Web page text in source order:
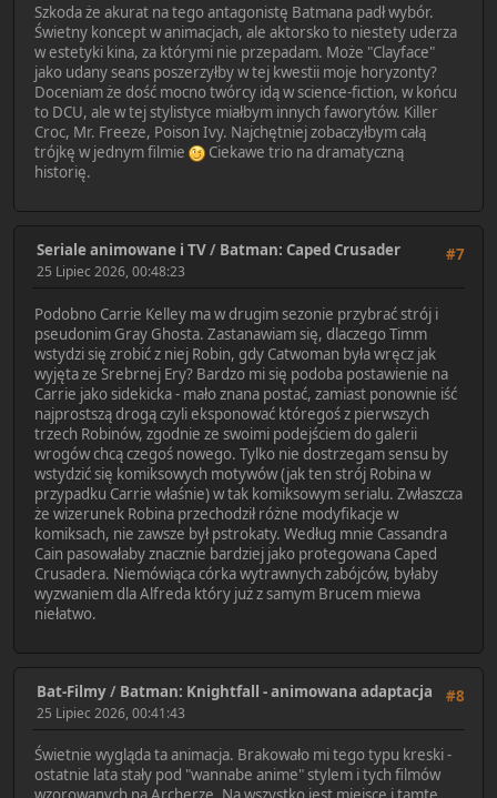
Szkoda że akurat na tego antagonistę Batmana padł wybór.
Świetny koncept w animacjach, ale aktorsko to niestety uderza
w estetyki kina, za którymi nie przepadam. Może "Clayface"
jako udany seans poszerzyłby w tej kwestii moje horyzonty?
Doceniam że dość mocno twórcy idą w science-fiction, w końcu
to DCU, ale w tej stylistyce miałbym innych faworytów. Killer
Croc, Mr. Freeze, Poison Ivy. Najchętniej zobaczyłbym całą
trójkę w jednym filmie
Ciekawe trio na dramatyczną
historię.
#7
Seriale animowane i TV/ Batman: Caped Crusader
25 Lipiec 2026, 00:48:23
Podobno Carrie Kelley ma w drugim sezonie przybrać strój i
pseudonim Gray Ghosta. Zastanawiam się, dlaczego Timm
wstydzi się zrobić z niej Robin, gdy Catwoman była wręcz jak
wyjęta ze Srebrnej Ery? Bardzo mi się podoba postawienie na
Carrie jako sidekicka - mało znana postać, zamiast ponownie iść
najprostszą drogą czyli eksponować któregoś z pierwszych
trzech Robinów, zgodnie ze swoimi podejściem do galerii
wrogów chcą czegoś nowego. Tylko nie dostrzegam sensu by
wstydzić się komiksowych motywów (jak ten strój Robina w
przypadku Carrie właśnie) w tak komiksowym serialu. Zwłaszcza
że wizerunek Robina przechodził różne modyfikacje w
komiksach, nie zawsze był pstrokaty. Według mnie Cassandra
Cain pasowałaby znacznie bardziej jako protegowana Caped
Crusadera. Niemówiąca córka wytrawnych zabójców, byłaby
wyzwaniem dla Alfreda który już z samym Brucem miewa
niełatwo.
#8
Bat-Filmy/ Batman: Knightfall - animowana adaptacja
25 Lipiec 2026, 00:41:43
Świetnie wygląda ta animacja. Brakowało mi tego typu kreski -
ostatnie lata stały pod "wannabe anime" stylem i tych filmów